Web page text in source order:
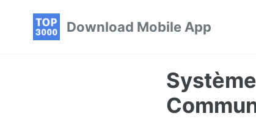
Download Mobile App